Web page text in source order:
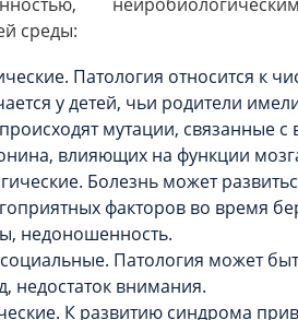
среды:
Патология относится к
у детей, чьи родители
мутации, связанные
влияющих на функции
Болезнь может
факторов во время
недоношенность.
Патология может
недостаток внимания.
К развитию синдрома